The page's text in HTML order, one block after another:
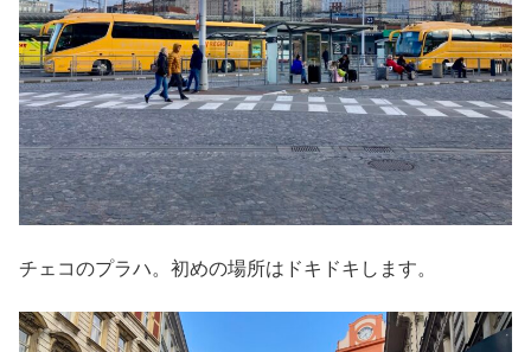
チェコのプラハ。初めの場所はドキドキします。